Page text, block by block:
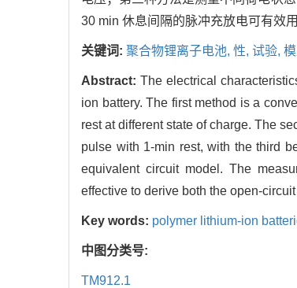
30 min 休息间隔的脉冲充放电可有效
关键词: 聚合物锂离子电池, 性, 试验,
Abstract: The electrical
ion battery. The first method is a
rest at different state of charge. The
pulse with 1-min rest, with the third
equivalent circuit model. The
effective to derive both the open-
Key words: polymer lithium-ion
中图分类号:
TM912.1